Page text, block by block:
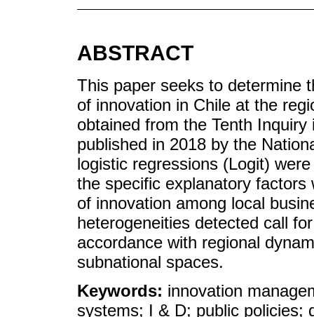
ABSTRACT
This paper seeks to determine
of innovation in Chile at the
obtained from the Tenth
published in 2018 by the
logistic regressions (Logit)
the specific explanatory
of innovation among local
heterogeneities detected call
accordance with regional
subnational spaces.
Keywords: innovation
systems; I & D; public policies;